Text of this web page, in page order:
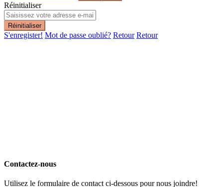
Réinitialiser
Réinitialiser
S'enregister! Mot de passe oublié? Retour Retour
Contactez-nous
Utilisez le formulaire de contact ci-dessous pour nous joindre!